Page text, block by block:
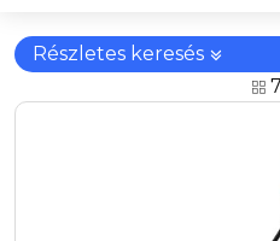
Részletes keresés